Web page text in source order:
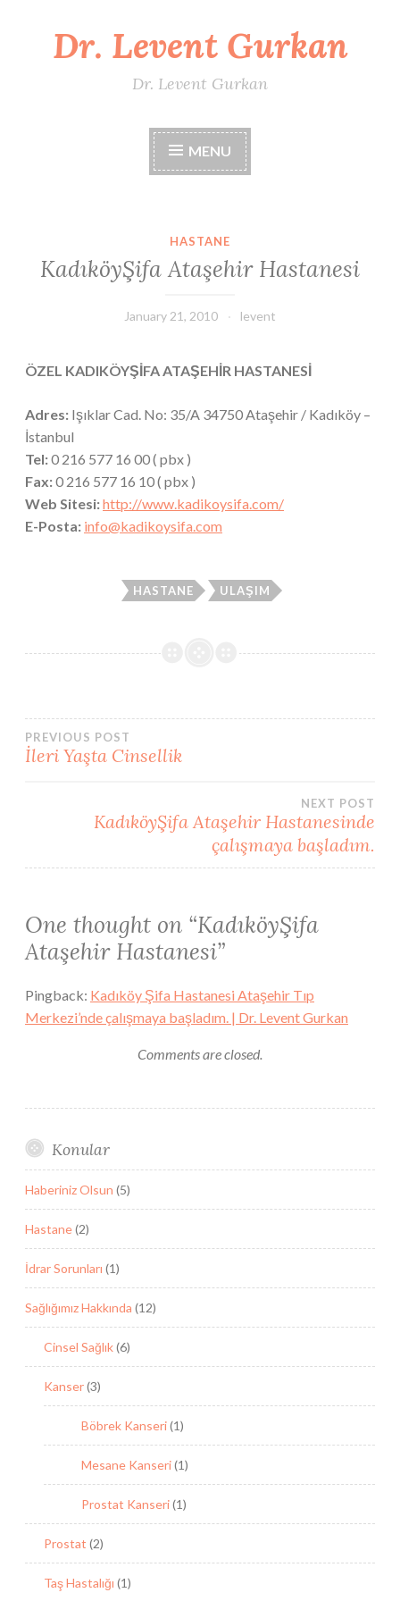
Dr. Levent Gurkan
Dr. Levent Gurkan
MENU
HASTANE
KadıköyŞifa Ataşehir Hastanesi
January 21, 2010 levent
ÖZEL KADIKÖYŞİFA ATAŞEHİR HASTANESİ
Adres: Işıklar Cad. No: 35/A 34750 Ataşehir / Kadıköy –
İstanbul
Tel:0 216 577 16 00 ( pbx )
Fax:0 216 577 16 10 ( pbx )
Web Sitesi:http://www.kadikoysifa.com/
E-Posta: info@kadikoysifa.com
HASTANE ULAŞIM
Post
PREVIOUS POST
İleri Yaşta Cinsellik
NEXT POST
KadıköyŞifa Ataşehir Hastanesinde
çalışmaya başladım.
One thought on “KadıköyŞifa
Ataşehir Hastanesi”
Pingback: Kadıköy Şifa Hastanesi Ataşehir Tıp
Merkezi’nde çalışmaya başladım. | Dr. Levent Gurkan
Comments are closed.
Konular
Haberiniz Olsun (5)
Hastane(2)
İdrar Sorunları (1)
Sağlığımız Hakkında (12)
Cinsel Sağlık(6)
Kanser(3)
Böbrek Kanseri(1)
Mesane Kanseri(1)
Prostat Kanseri(1)
Prostat (2)
Taş Hastalığı (1)